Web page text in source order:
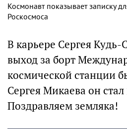
Космонавт показывает записку
Роскосмоса
В карьере Сергея Кудь-
выход за борт
космической станции
Сергея Микаева он
Поздравляем земляка!